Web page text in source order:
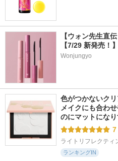
【ウォン先生直
【7/29 新発売！】
Wonjungyo
色がつかないク
メイクにも合わ
のにマットにな
7
ライトリフレクティ
ランキングIN